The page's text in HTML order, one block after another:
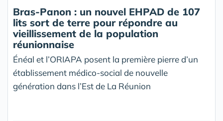
Bras-Panon : un nouvel EHPAD de 107
lits sort de terre pour répondre au
vieillissement de la population
réunionnaise
Énéal et l’ORIAPA posent la première pierre d’un
établissement médico-social de nouvelle
génération dans l’Est de La Réunion